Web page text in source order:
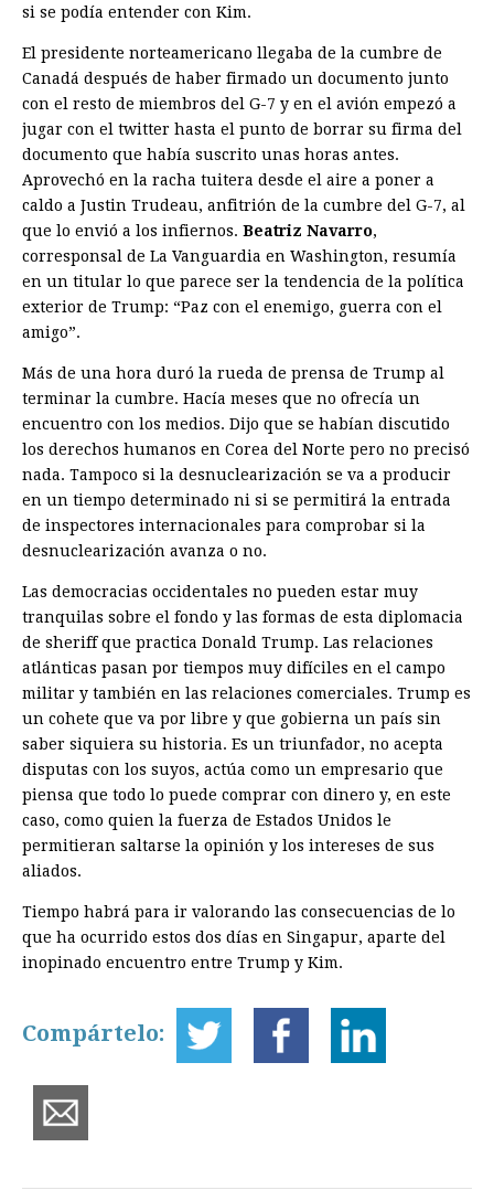
si se podía entender con Kim.
El presidente norteamericano llegaba de la cumbre de
Canadá después de haber firmado un documento junto
con el resto de miembros del G-7 y en el avión empezó a
jugar con el twitter hasta el punto de borrar su firma del
documento que había suscrito unas horas antes.
Aprovechó en la racha tuitera desde el aire a poner a
caldo a Justin Trudeau, anfitrión de la cumbre del G-7, al
que lo envió a los infiernos. Beatriz Navarro,
corresponsal de La Vanguardia en Washington, resumía
en un titular lo que parece ser la tendencia de la política
exterior de Trump: “Paz con el enemigo, guerra con el
amigo”.
Más de una hora duró la rueda de prensa de Trump al
terminar la cumbre. Hacía meses que no ofrecía un
encuentro con los medios. Dijo que se habían discutido
los derechos humanos en Corea del Norte pero no precisó
nada. Tampoco si la desnuclearización se va a producir
en un tiempo determinado ni si se permitirá la entrada
de inspectores internacionales para comprobar si la
desnuclearización avanza o no.
Las democracias occidentales no pueden estar muy
tranquilas sobre el fondo y las formas de esta diplomacia
de sheriff que practica Donald Trump. Las relaciones
atlánticas pasan por tiempos muy difíciles en el campo
militar y también en las relaciones comerciales. Trump es
un cohete que va por libre y que gobierna un país sin
saber siquiera su historia. Es un triunfador, no acepta
disputas con los suyos, actúa como un empresario que
piensa que todo lo puede comprar con dinero y, en este
caso, como quien la fuerza de Estados Unidos le
permitieran saltarse la opinión y los intereses de sus
aliados.
Tiempo habrá para ir valorando las consecuencias de lo
que ha ocurrido estos dos días en Singapur, aparte del
inopinado encuentro entre Trump y Kim.
Compártelo: